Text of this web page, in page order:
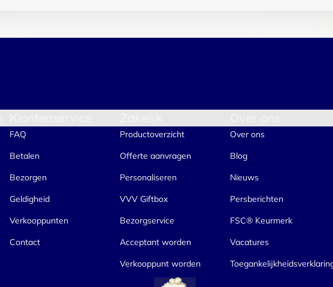
FAQ
Betalen
Bezorgen
Geldigheid
Verkooppunten
Contact
Productoverzicht
Offerte aanvragen
Personaliseren
VVV Giftbox
Bezorgservice
Acceptant worden
Verkooppunt worden
Over ons
Blog
Nieuws
Persberichten
FSC® Keurmerk
Vacatures